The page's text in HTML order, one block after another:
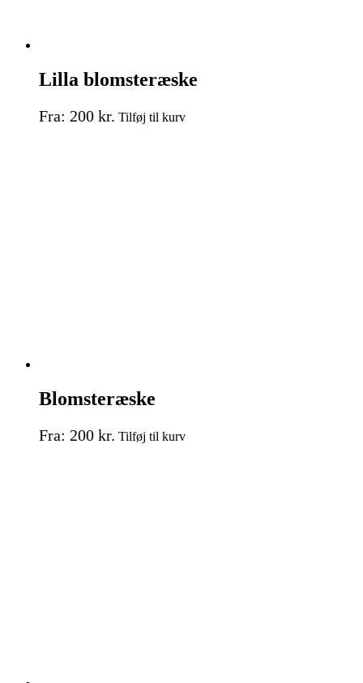
Lilla blomsteræske
Fra: 200 kr. Tilføj til kurvDette
Blomsteræske
Fra: 200 kr. Tilføj til kurvDette